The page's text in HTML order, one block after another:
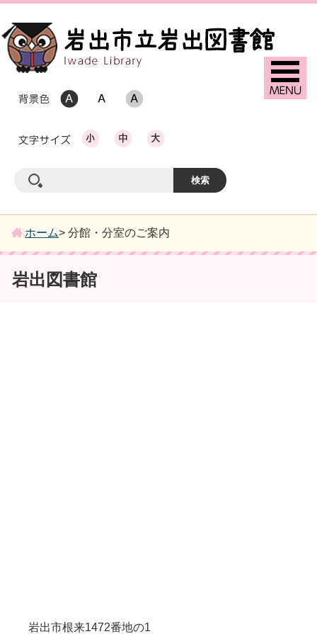
ホーム> 分館・分室のご案内
岩出図書館
岩出市根来1472番地の1